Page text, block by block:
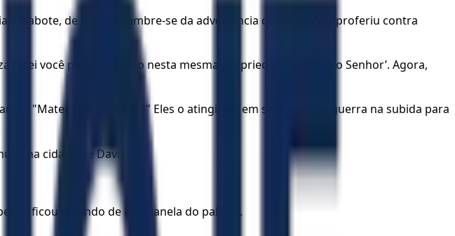
a Nabote, de Jezreel. Lembre-se da advertência que o Senhor proferiu contra
farei você pagar por isso nesta mesma propriedade, declara o Senhor’. Agora,
"Matem-no também! " Eles o atingiram em seu carro de guerra na subida para
na cidade de Davi.
e ficou olhando de uma janela do palácio.